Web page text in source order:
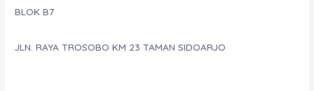
BLOK B7
JLN. RAYA TROSOBO KM 23 TAMAN SIDOARJO